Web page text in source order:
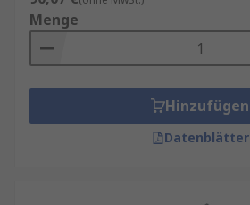
Menge
Hinzufügen
Datenblätter